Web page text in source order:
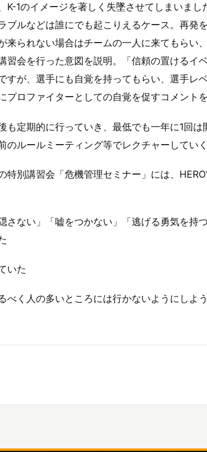
K-1のイメージを著しく失墜させてしまいまし
ブルなどは誰にでも起こりえるケース。再発
来られない場合はチームの一人に来てもらい
習会を行った意図を説明。「信頼の置けるイ
すが、選手にも自覚を持ってもらい、選手レ
プロファイターとしての自覚を促すコメントを
も定期的に行っていき、最低でも一年に1回
のルールミーティング等でレクチャーしてい
特別講習会「危機管理セミナー」には、
さない」「嘘をつかない」「逃げる勇気を持
いた
べく人の多いところには行かないようにしよ